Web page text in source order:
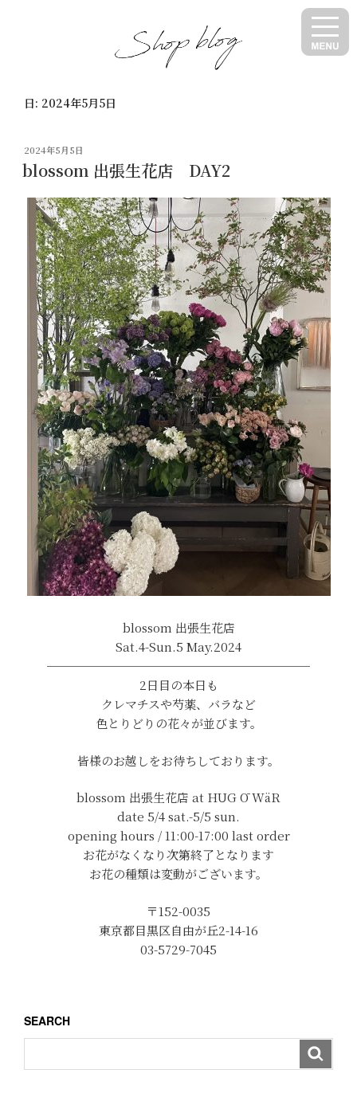
日: 2024年5月5日
投
稿
日:
2024年5月5日
blossom 出張生花店 DAY2
blossom 出張生花店
Sat.4-Sun.5 May.2024
──────────────────────
2日目の本日も
クレマチスや芍薬、バラなど
色とりどりの花々が並びます。
皆様のお越しをお待ちしております。
blossom 出張生花店 at HUG Ō WäR
date 5/4 sat.-5/5 sun.
opening hours / 11:00-17:00 last order
お花がなくなり次第終了となります
お花の種類は変動がございます。
〒152-0035
東京都目黒区自由が丘2-14-16
03-5729-7045
SEARCH